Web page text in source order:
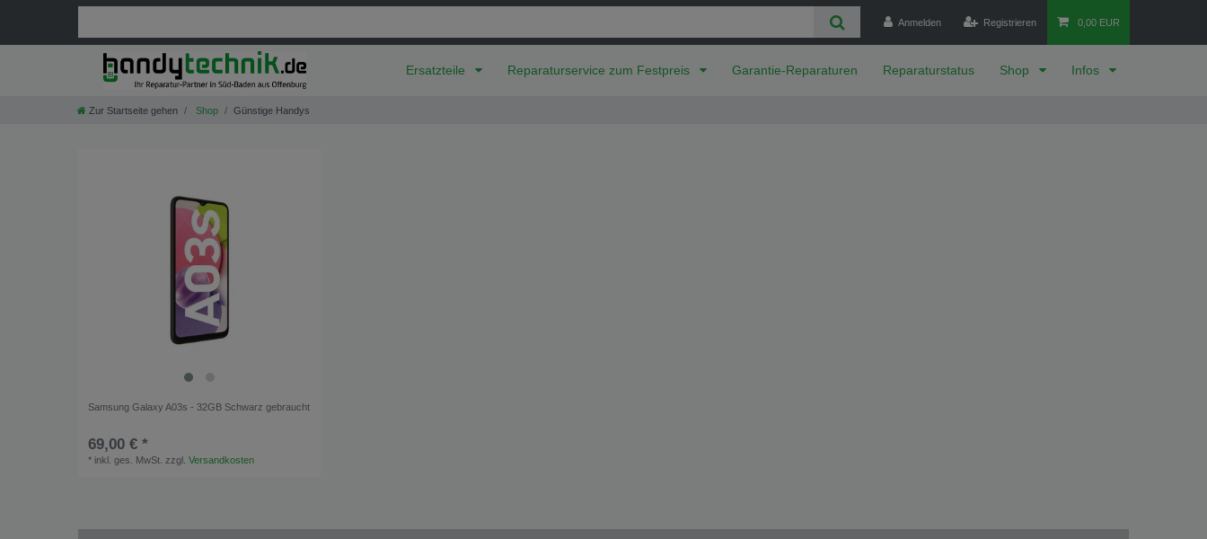
Anmelden Registrieren 0,00 EUR
Ersatzteile Reparatur­service zum Festpreis Garantie-Reparaturen Reparaturstatus Shop Infos
Zur Startseite gehen Shop Günstige Handys
Samsung Galaxy A03s - 32GB Schwarz gebraucht
69,00 € *
* inkl. ges. MwSt. zzgl.Versandkosten